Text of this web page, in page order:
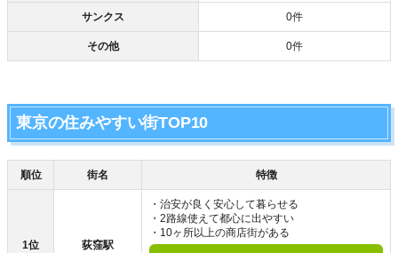
サンクス 0件
その他 0件
東京の住みやすい街TOP10
順位 街名 特徴
1位 荻窪駅
・治安が良く安心して暮らせる
・2路線使えて都心に出やすい
・10ヶ所以上の商店街がある